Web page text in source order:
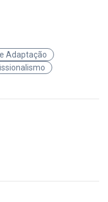
Adaptação